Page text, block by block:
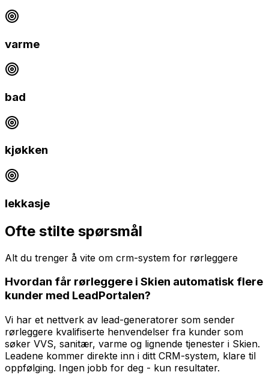
varme
bad
kjøkken
lekkasje
Ofte stilte spørsmål
Alt du trenger å vite om crm-system for rørleggere
Hvordan får rørleggere i Skien automatisk flere
kunder med LeadPortalen?
Vi har et nettverk av lead-generatorer som sender
rørleggere kvalifiserte henvendelser fra kunder som
søker VVS, sanitær, varme og lignende tjenester i Skien.
Leadene kommer direkte inn i ditt CRM-system, klare til
oppfølging. Ingen jobb for deg - kun resultater.